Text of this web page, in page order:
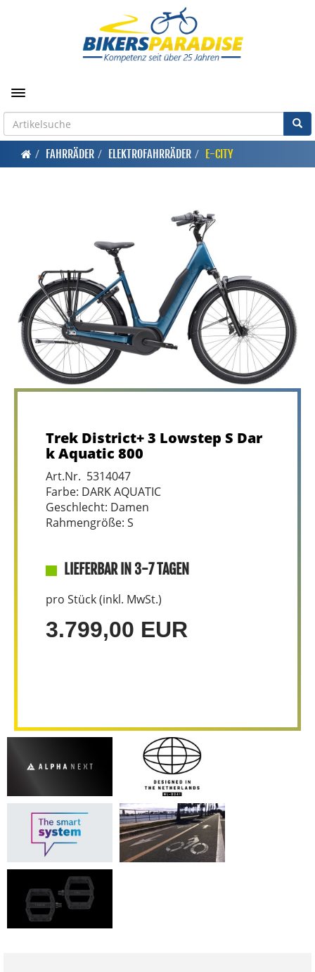
Toggle navigation
FAHRRÄDER ELEKTROFAHRRÄDER E-CITY
Trek District+ 3 Lowstep S Dar
k Aquatic 800
Art.Nr. 5314047
Farbe: DARK AQUATIC
Geschlecht: Damen
Rahmengröße: S
LIEFERBAR IN 3-7 TAGEN
pro Stück (inkl. MwSt.)
3.799,00 EUR